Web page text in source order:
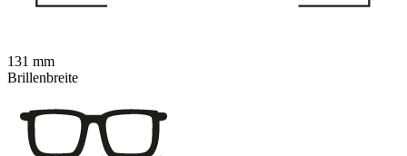
131 mm
Brillenbreite